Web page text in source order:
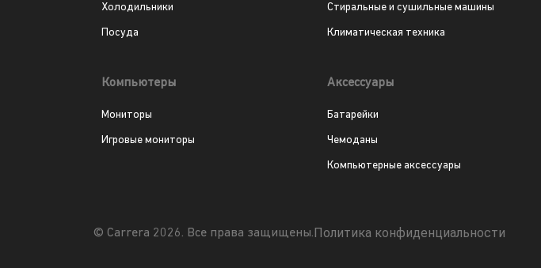
Холодильники
Посуда
Стиральные и сушильные машины
Климатическая техника
Компьютеры
Мониторы
Игровые мониторы
Аксессуары
Батарейки
Чемоданы
Компьютерные аксессуары
© Carrera 2026. Все права защищены.Политика конфиденциальности